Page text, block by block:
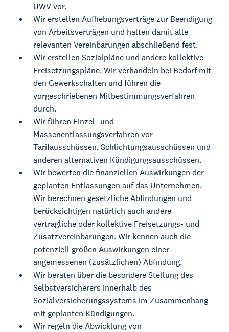
UWV vor.
Wir erstellen Aufhebungsverträge zur Beendigung
von Arbeitsverträgen und halten damit alle
relevanten Vereinbarungen abschließend fest.
Wir erstellen Sozialpläne und andere kollektive
Freisetzungspläne. Wir verhandeln bei Bedarf mit
den Gewerkschaften und führen die
vorgeschriebenen Mitbestimmungsverfahren
durch.
Wir führen Einzel- und
Massenentlassungsverfahren vor
Tarifausschüssen, Schlichtungsausschüssen und
anderen alternativen Kündigungsausschüssen.
Wir bewerten die finanziellen Auswirkungen der
geplanten Entlassungen auf das Unternehmen.
Wir berechnen gesetzliche Abfindungen und
berücksichtigen natürlich auch andere
vertragliche oder kollektive Freisetzungs- und
Zusatzvereinbarungen. Wir kennen auch die
potenziell großen Auswirkungen einer
angemessenen (zusätzlichen) Abfindung.
Wir beraten über die besondere Stellung des
Selbstversicherers innerhalb des
Sozialversicherungssystems im Zusammenhang
mit geplanten Kündigungen.
Wir regeln die Abwicklung von